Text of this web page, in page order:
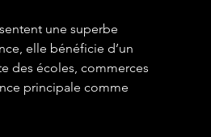
une superbe
elle bénéficie d’un
des écoles, commerces
principale comme